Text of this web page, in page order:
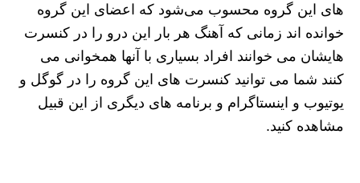
های این گروه محسوب می‌شود که اعضای این گروه
خوانده‌ اند زمانی که آهنگ هر بار این درو را در کنسرت
هایشان می خوانند افراد بسیاری با آنها همخوانی می
کنند شما می توانید کنسرت های این گروه را در گوگل و
یوتیوب و اینستاگرام و برنامه ‌های دیگری از این قبیل
مشاهده کنید.